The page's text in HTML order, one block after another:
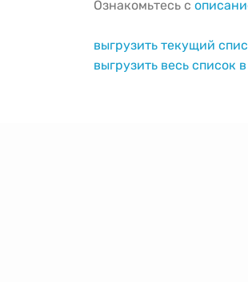
Ознакомьтесь с
выгрузить текущий
выгрузить весь список в